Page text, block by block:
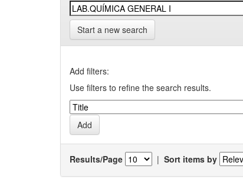
Start a new search
Add filters:
Use filters to refine the search results.
Results/Page | Sort items by